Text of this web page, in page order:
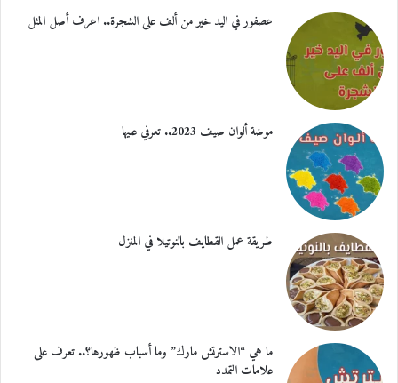
عصفور في اليد خير من ألف على الشجرة.. اعرف أصل المثل
موضة ألوان صيف 2023.. تعرفي عليها
طريقة عمل القطايف بالنوتيلا في المنزل
ما هي “الاسترتش مارك” وما أسباب ظهورها؟.. تعرف على
علامات التمدد